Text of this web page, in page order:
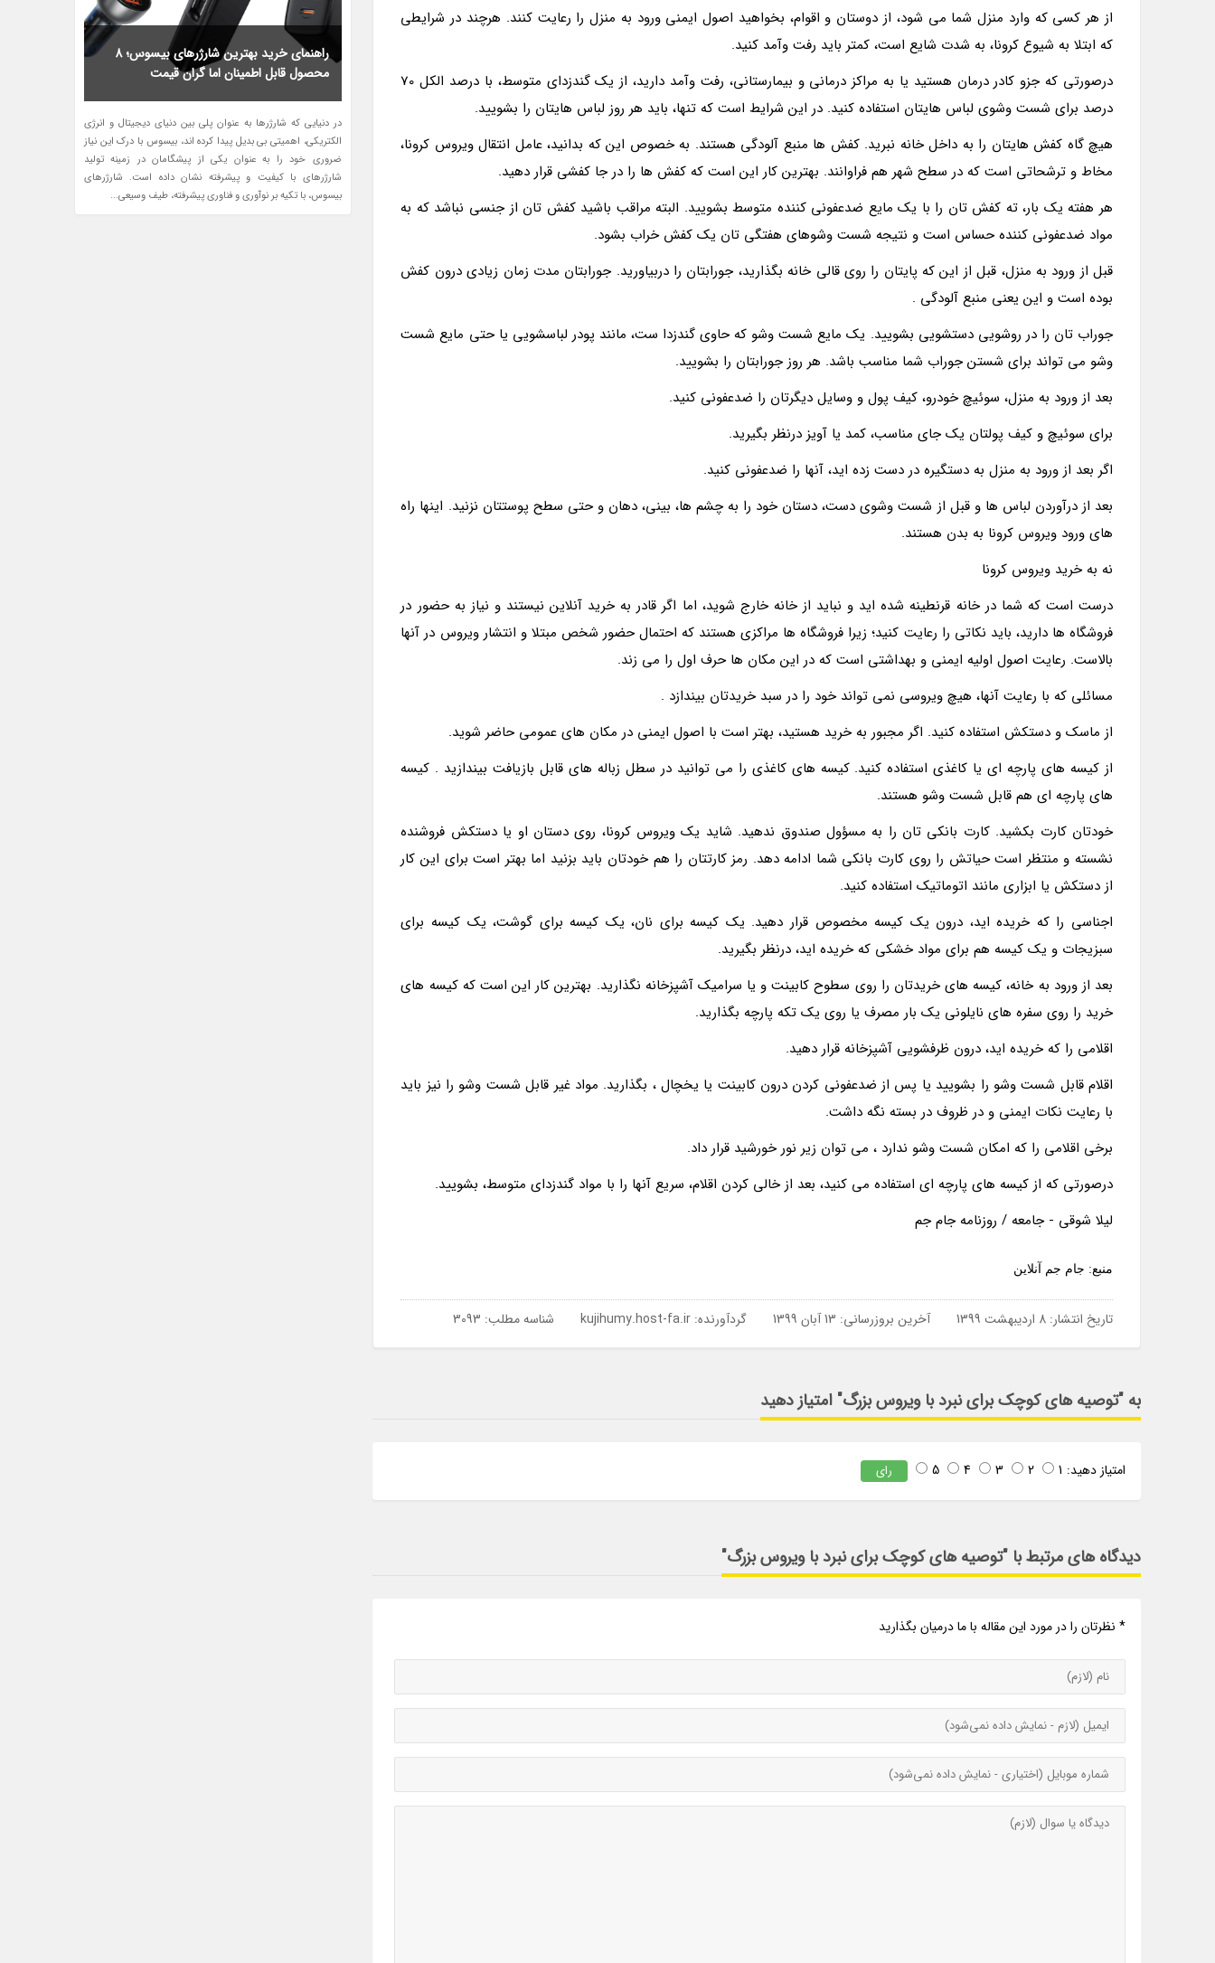
از هر کسی که وارد منزل شما می شود، از دوستان و اقوام، بخواهید اصول ایمنی ورود به منزل را رعایت کنند. هرچند در شرایطی
که ابتلا به شیوع کرونا، به شدت شایع است، کمتر باید رفت وآمد کنید.
درصورتی که جزو کادر درمان هستید یا به مراکز درمانی و بیمارستانی، رفت وآمد دارید، از یک گندزدای متوسط، با درصد الکل 70
درصد برای شست وشوی لباس هایتان استفاده کنید. در این شرایط است که تنها، باید هر روز لباس هایتان را بشویید.
هیچ گاه کفش هایتان را به داخل خانه نبرید. کفش ها منبع آلودگی هستند. به خصوص این که بدانید، عامل انتقال ویروس کرونا،
مخاط و ترشحاتی است که در سطح شهر هم فراوانند. بهترین کار این است که کفش ها را در جا کفشی قرار دهید.
هر هفته یک بار، ته کفش تان را با یک مایع ضدعفونی کننده متوسط بشویید. البته مراقب باشید کفش تان از جنسی نباشد که به
مواد ضدعفونی کننده حساس است و نتیجه شست وشوهای هفتگی تان یک کفش خراب بشود.
قبل از ورود به منزل، قبل از این که پایتان را روی قالی خانه بگذارید، جورابتان را دربیاورید. جورابتان مدت زمان زیادی درون کفش
بوده است و این یعنی منبع آلودگی .
جوراب تان را در روشویی دستشویی بشویید. یک مایع شست وشو که حاوی گندزدا ست، مانند پودر لباسشویی یا حتی مایع شست
وشو می تواند برای شستن جوراب شما مناسب باشد. هر روز جورابتان را بشویید.
بعد از ورود به منزل، سوئیچ خودرو، کیف پول و وسایل دیگرتان را ضدعفونی کنید.
برای سوئیچ و کیف پولتان یک جای مناسب، کمد یا آویز درنظر بگیرید.
اگر بعد از ورود به منزل به دستگیره در دست زده اید، آنها را ضدعفونی کنید.
بعد از درآوردن لباس ها و قبل از شست وشوی دست، دستان خود را به چشم ها، بینی، دهان و حتی سطح پوستتان نزنید. اینها راه
های ورود ویروس کرونا به بدن هستند.
نه به خرید ویروس کرونا
درست است که شما در خانه قرنطینه شده اید و نباید از خانه خارج شوید، اما اگر قادر به خرید آنلاین نیستند و نیاز به حضور در
فروشگاه ها دارید، باید نکاتی را رعایت کنید؛ زیرا فروشگاه ها مراکزی هستند که احتمال حضور شخص مبتلا و انتشار ویروس در آنها
بالاست. رعایت اصول اولیه ایمنی و بهداشتی است که در این مکان ها حرف اول را می زند.
مسائلی که با رعایت آنها، هیچ ویروسی نمی تواند خود را در سبد خریدتان بیندازد .
از ماسک و دستکش استفاده کنید. اگر مجبور به خرید هستید، بهتر است با اصول ایمنی در مکان های عمومی حاضر شوید.
از کیسه های پارچه ای یا کاغذی استفاده کنید. کیسه های کاغذی را می توانید در سطل زباله های قابل بازیافت بیندازید . کیسه
های پارچه ای هم قابل شست وشو هستند.
خودتان کارت بکشید. کارت بانکی تان را به مسؤول صندوق ندهید. شاید یک ویروس کرونا، روی دستان او یا دستکش فروشنده
نشسته و منتظر است حیاتش را روی کارت بانکی شما ادامه دهد. رمز کارتتان را هم خودتان باید بزنید اما بهتر است برای این کار
از دستکش یا ابزاری مانند اتوماتیک استفاده کنید.
اجناسی را که خریده اید، درون یک کیسه مخصوص قرار دهید. یک کیسه برای نان، یک کیسه برای گوشت، یک کیسه برای
سبزیجات و یک کیسه هم برای مواد خشکی که خریده اید، درنظر بگیرید.
بعد از ورود به خانه، کیسه های خریدتان را روی سطوح کابینت و یا سرامیک آشپزخانه نگذارید. بهترین کار این است که کیسه های
خرید را روی سفره های نایلونی یک بار مصرف یا روی یک تکه پارچه بگذارید.
اقلامی را که خریده اید، درون ظرفشویی آشپزخانه قرار دهید.
اقلام قابل شست وشو را بشویید یا پس از ضدعفونی کردن درون کابینت یا یخچال ، بگذارید. مواد غیر قابل شست وشو را نیز باید
با رعایت نکات ایمنی و در ظروف در بسته نگه داشت.
برخی اقلامی را که امکان شست وشو ندارد ، می توان زیر نور خورشید قرار داد.
درصورتی که از کیسه های پارچه ای استفاده می کنید، بعد از خالی کردن اقلام، سریع آنها را با مواد گندزدای متوسط، بشویید.
لیلا شوقی - جامعه / روزنامه جام جم
منبع: جام جم آنلاین
تاریخ انتشار: 8 اردیبهشت 1399 آخرین بروزرسانی: 13 آبان 1399 گردآورنده: kujihumy.host-fa.ir شناسه مطلب: 3093
به "توصیه های کوچک برای نبرد با ویروس بزرگ" امتیاز دهید
امتیاز دهید: 1
2
3
4
5 رای
دیدگاه های مرتبط با "توصیه های کوچک برای نبرد با ویروس بزرگ"
* نظرتان را در مورد این مقاله با ما درمیان بگذارید
راهنمای خرید بهترین شارژرهای بیسوس؛ 8
محصول قابل اطمینان اما گران قیمت
در دنیایی که شارژرها به عنوان پلی بین دنیای دیجیتال و انرژی
الکتریکی، اهمیتی بی بدیل پیدا کرده اند، بیسوس با درک این نیاز
ضروری خود را به عنوان یکی از پیشگامان در زمینه تولید
شارژرهای با کیفیت و پیشرفته نشان داده است. شارژرهای
بیسوس، با تکیه بر نوآوری و فناوری پیشرفته، طیف وسیعی...